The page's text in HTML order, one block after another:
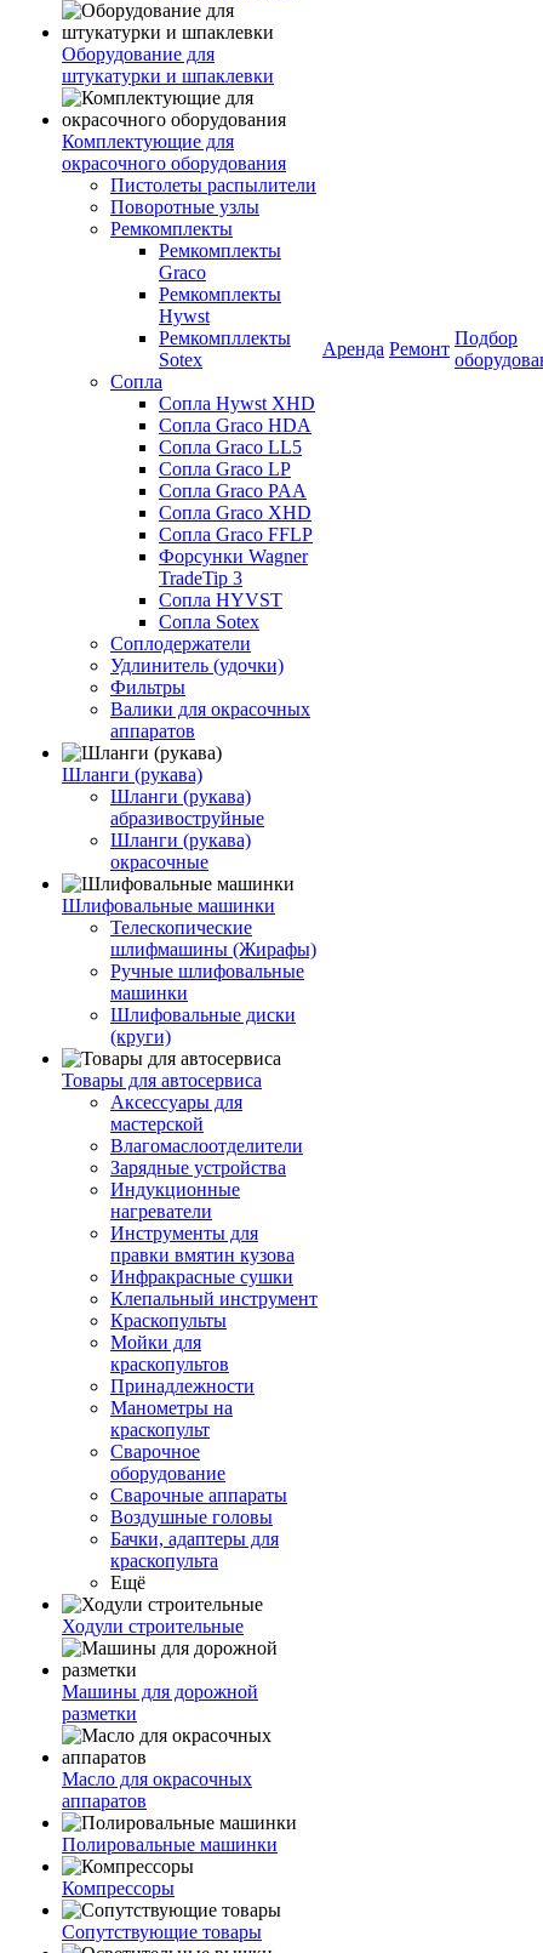
Оборудование для
штукатурки и шпаклевки
Комплектующие для
окрасочного оборудования
Пистолеты распылители
Поворотные узлы
Ремкомплекты
Ремкомплекты
Graco
Ремкомплекты
Hywst
Ремкомпллекты
Sotex
Сопла
Сопла Hywst XHD
Сопла Graco HDA
Сопла Graco LL5
Сопла Graco LP
Сопла Graco PAA
Сопла Graco XHD
Сопла Graco FFLP
Форсунки Wagner
TradeTip 3
Сопла HYVST
Сопла Sotex
Соплодержатели
Удлинитель (удочки)
Фильтры
Валики для окрасочных
аппаратов
Шланги (рукава)
Шланги (рукава)
абразивоструйные
Шланги (рукава)
окрасочные
Шлифовальные машинки
Телескопические
шлифмашины (Жирафы)
Ручные шлифовальные
машинки
Шлифовальные диски
(круги)
Товары для автосервиса
Аксессуары для
мастерской
Влагомаслоотделители
Зарядные устройства
Индукционные
нагреватели
Инструменты для
правки вмятин кузова
Инфракрасные сушки
Клепальный инструмент
Краскопульты
Мойки для
краскопультов
Принадлежности
Манометры на
краскопульт
Сварочное
оборудование
Сварочные аппараты
Воздушные головы
Бачки, адаптеры для
краскопульта
Ещё
Ходули строительные
Машины для дорожной
разметки
Масло для окрасочных
аппаратов
Полировальные машинки
Компрессоры
Сопутствующие товары
Аренда Ремонт
Подбор